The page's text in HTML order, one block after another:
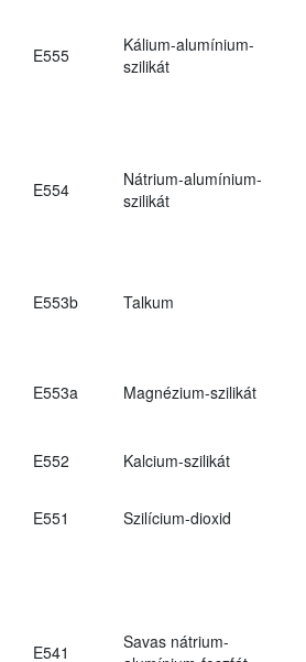
E555
Kálium-alumínium-
szilikát
E554
Nátrium-alumínium-
szilikát
E553b Talkum
E553a Magnézium-szilikát
E552
Kalcium-szilikát
E551 Szilícium-dioxid
E541
Savas nátrium-